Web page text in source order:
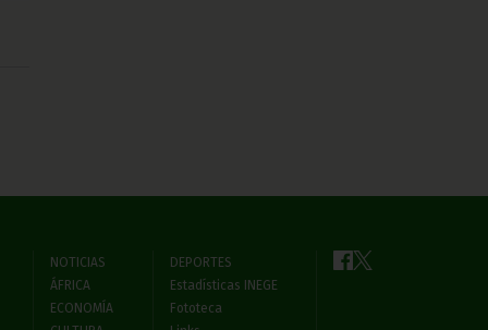
NOTICIAS
ÁFRICA
ECONOMÍA
DEPORTES
Estadísticas INEGE
Fototeca